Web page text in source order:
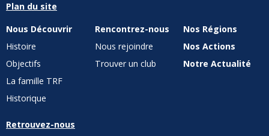
Plan du site
Nous Découvrir
Histoire
Objectifs
La famille TRF
Historique
Rencontrez-nous
Nous rejoindre
Trouver un club
Nos Régions
Nos Actions
Notre Actualité
Retrouvez-nous